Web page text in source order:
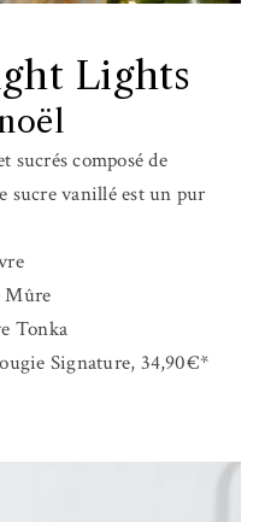
Lights
sucrés composé de
sucre vanillé est un pur
Mûre
Tonka
Signature, 34,90€*